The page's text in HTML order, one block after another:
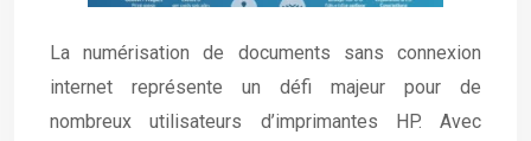
La numérisation de documents sans connexion
internet représente un défi majeur pour de
nombreux utilisateurs d’imprimantes HP. Avec